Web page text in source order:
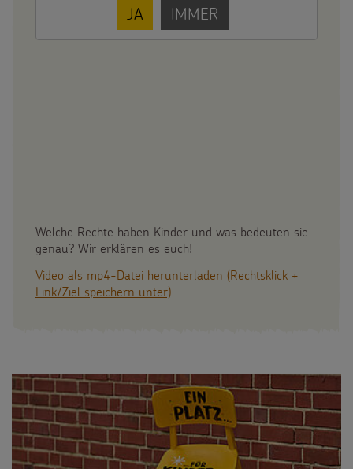
JA
IMMER
Welche Rechte haben Kinder und was bedeuten sie
genau? Wir erklären es euch!
Video als mp4-Datei herunterladen (Rechtsklick +
Link/Ziel speichern unter)